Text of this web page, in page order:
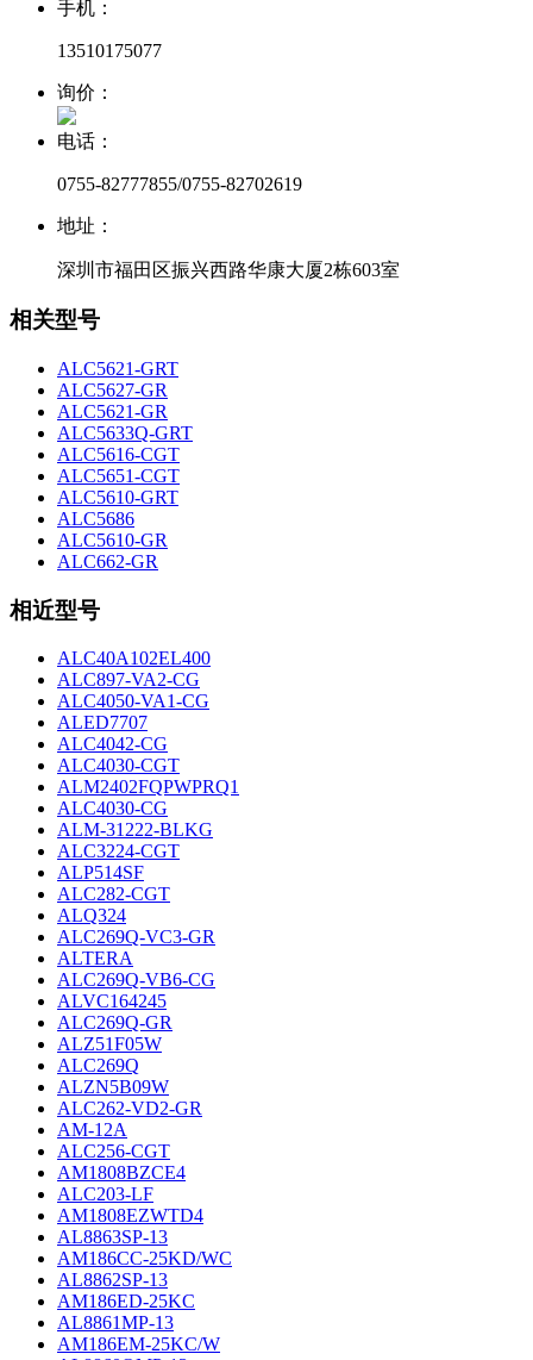
手机：
13510175077
询价：
电话：
0755-82777855/0755-82702619
地址：
深圳市福田区振兴西路华康大厦2栋603室
相关型号
ALC5621-GRT
ALC5627-GR
ALC5621-GR
ALC5633Q-GRT
ALC5616-CGT
ALC5651-CGT
ALC5610-GRT
ALC5686
ALC5610-GR
ALC662-GR
相近型号
ALC40A102EL400
ALC897-VA2-CG
ALC4050-VA1-CG
ALED7707
ALC4042-CG
ALC4030-CGT
ALM2402FQPWPRQ1
ALC4030-CG
ALM-31222-BLKG
ALC3224-CGT
ALP514SF
ALC282-CGT
ALQ324
ALC269Q-VC3-GR
ALTERA
ALC269Q-VB6-CG
ALVC164245
ALC269Q-GR
ALZ51F05W
ALC269Q
ALZN5B09W
ALC262-VD2-GR
AM-12A
ALC256-CGT
AM1808BZCE4
ALC203-LF
AM1808EZWTD4
AL8863SP-13
AM186CC-25KD/WC
AL8862SP-13
AM186ED-25KC
AL8861MP-13
AM186EM-25KC/W